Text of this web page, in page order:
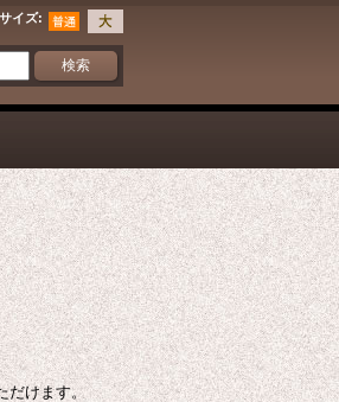
イズ:
だけます。